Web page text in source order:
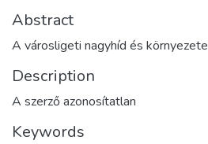
Abstract
A városligeti nagyhíd és környezete
Description
A szerző azonosítatlan
Keywords